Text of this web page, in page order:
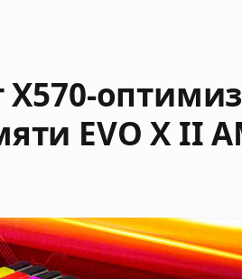
X570-
EVO X II